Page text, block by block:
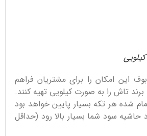
این امکان را برای مشتریان فراهم
تاش را به صورت کیلویی تهیه کنند.
شده هر تکه بسیار پایین خواهد بود
سود شما بسیار بالا رود (حداقل